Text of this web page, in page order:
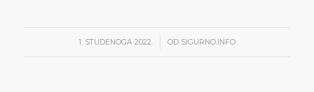
1. STUDENOGA 2022.
/ OD SIGURNO.INFO